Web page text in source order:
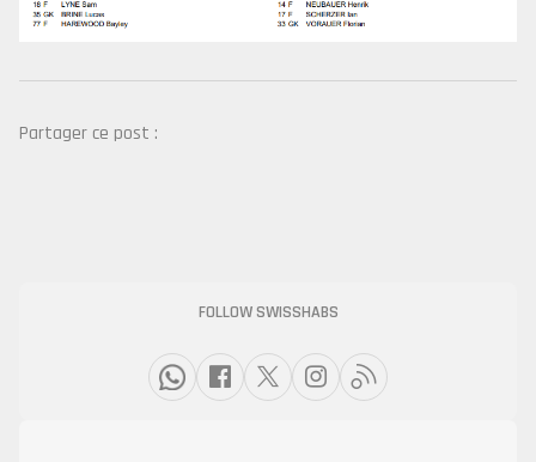
Partager ce post :
FOLLOW SWISSHABS